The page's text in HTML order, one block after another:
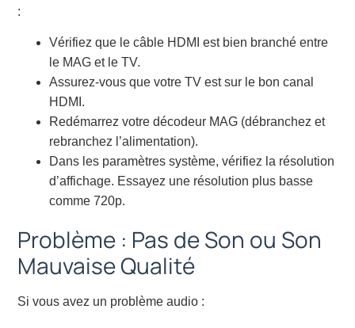
:
Vérifiez que le câble HDMI est bien branché entre
le MAG et le TV.
Assurez-vous que votre TV est sur le bon canal
HDMI.
Redémarrez votre décodeur MAG (débranchez et
rebranchez l’alimentation).
Dans les paramètres système, vérifiez la résolution
d’affichage. Essayez une résolution plus basse
comme 720p.
Problème : Pas de Son ou Son
Mauvaise Qualité
Si vous avez un problème audio :